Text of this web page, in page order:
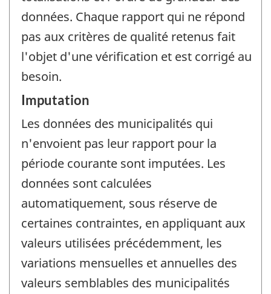
données. Chaque rapport qui ne répond
pas aux critères de qualité retenus fait
l'objet d'une vérification et est corrigé au
besoin.
Imputation
Les données des municipalités qui
n'envoient pas leur rapport pour la
période courante sont imputées. Les
données sont calculées
automatiquement, sous réserve de
certaines contraintes, en appliquant aux
valeurs utilisées précédemment, les
variations mensuelles et annuelles des
valeurs semblables des municipalités